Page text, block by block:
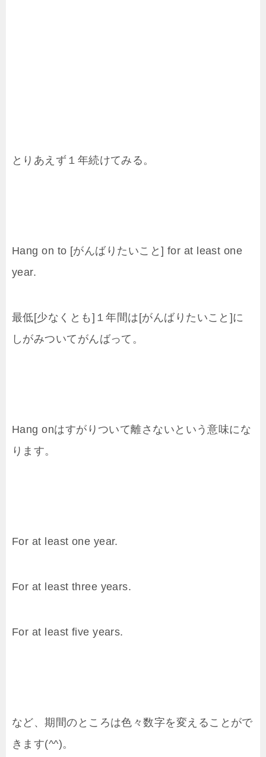
とりあえず１年続けてみる。
Hang on to [がんばりたいこと] for at least one
year.
最低[少なくとも]１年間は[がんばりたいこと]に
しがみついてがんばって。
Hang onはすがりついて離さないという意味にな
ります。
For at least one year.
For at least three years.
For at least five years.
など、期間のところは色々数字を変えることがで
きます(^^)。